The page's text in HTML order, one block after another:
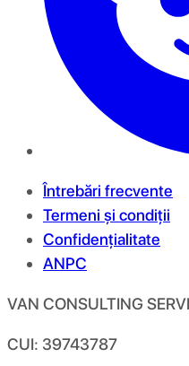
Întrebări frecvente
Termeni și condiții
Confidențialitate
ANPC
VAN CONSULTING
CUI: 39743787